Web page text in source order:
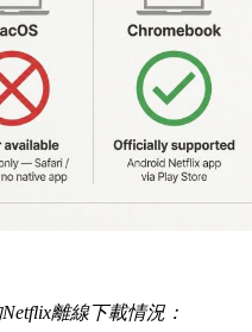
離線下載情況：